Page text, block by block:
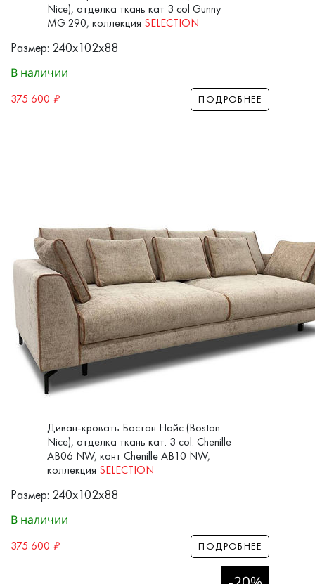
Nice), отделка ткань кат 3 col Gunny
MG 290, коллекция SELECTION
Размер: 240x102x88
В наличии
375 600 ₽ ПОДРОБНЕЕ
Диван-кровать Бостон Найс (Boston
Nice), отделка ткань кат. 3 col. Chenille
AB06 NW, кант Chenille AB10 NW,
коллекция SELECTION
Размер: 240x102x88
В наличии
375 600 ₽ ПОДРОБНЕЕ